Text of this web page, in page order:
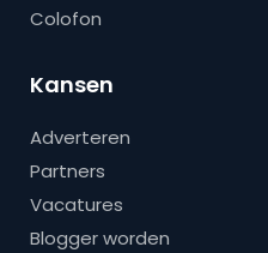
Colofon
Kansen
Adverteren
Partners
Vacatures
Blogger worden